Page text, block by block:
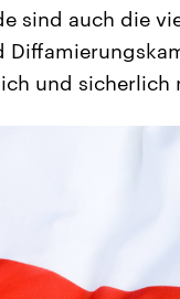
sind auch die
und